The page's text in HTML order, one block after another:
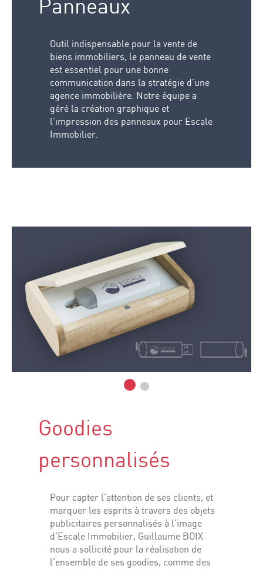
Panneaux
Outil indispensable pour la vente de
biens immobiliers, le panneau de vente
est essentiel pour une bonne
communication dans la stratégie d’une
agence immobilière. Notre équipe a
géré la création graphique et
l’impression des panneaux pour Escale
Immobilier.
Goodies
personnalisés
Pour capter l’attention de ses clients, et
marquer les esprits à travers des objets
publicitaires personnalisés à l’image
d’Escale Immobilier, Guillaume BOIX
nous a sollicité pour la réalisation de
l’ensemble de ses goodies, comme des